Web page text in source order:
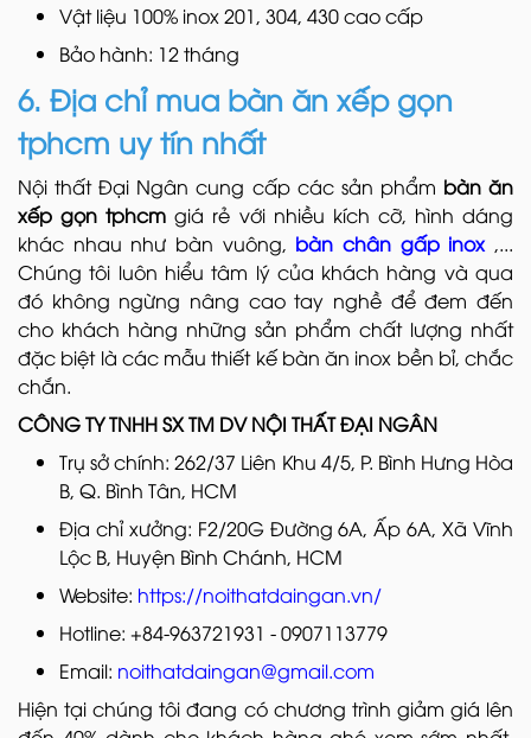
Vật liệu 100% inox 201, 304, 430 cao cấp
Bảo hành: 12 tháng
6. Địa chỉ mua bàn ăn xếp gọn
tphcm uy tín nhất
Nội thất Đại Ngân cung cấp các sản phẩm bàn ăn
xếp gọn tphcmgiá rẻ với nhiều kích cỡ, hình dáng
khác nhau như bàn vuông, bàn chân gấp inox,...
Chúng tôi luôn hiểu tâm lý của khách hàng và qua
đó không ngừng nâng cao tay nghề để đem đến
cho khách hàng những sản phẩm chất lượng nhất
đặc biệt là các mẫu thiết kế bàn ăn inox bền bỉ, chắc
chắn.
CÔNG TY TNHH SX TM DV NỘI THẤT ĐẠI NGÂN
Trụ sở chính: 262/37 Liên Khu 4/5, P. Bình Hưng Hòa
B, Q. Bình Tân, HCM
Địa chỉ xưởng: F2/20G Đường 6A, Ấp 6A, Xã Vĩnh
Lộc B, Huyện Bình Chánh, HCM
Website: https://noithatdaingan.vn/
Hotline: +84-963721931 - 0907113779
Email: noithatdaingan@gmail.com
Hiện tại chúng tôi đang có chương trình giảm giá lên